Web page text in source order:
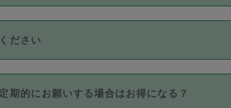
時間を下回っても、値引き等はございません。
らタスカジさん自身が価格を選んで設定して
定には最初は制限があり、レビュー件数、レ
額が上がっていく仕組みになっています。
ださい
トカード（Visa／Master／JCB／
。
期的にお願いする場合はお得になる？